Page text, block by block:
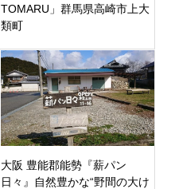
TOMARU」群馬県高崎市上大
類町
大阪 豊能郡能勢『薪パン
日々』自然豊かな“野間の大け